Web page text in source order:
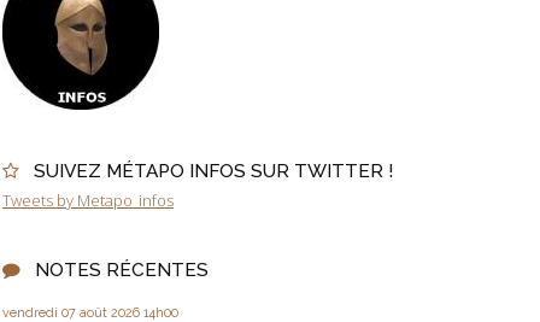
SUIVEZ MÉTAPO INFOS SUR TWITTER !
Tweets by Metapo_infos
NOTES RÉCENTES
vendredi 07 août 2026 14h00